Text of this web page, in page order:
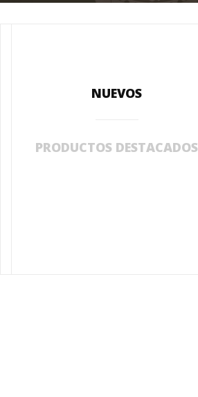
NUEVOS
PRODUCTOS DESTACADOS